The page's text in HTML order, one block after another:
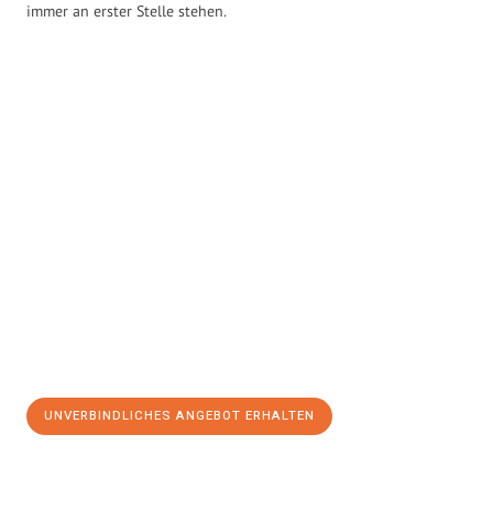
immer an erster Stelle stehen.
UNVERBINDLICHES ANGEBOT ERHALTEN